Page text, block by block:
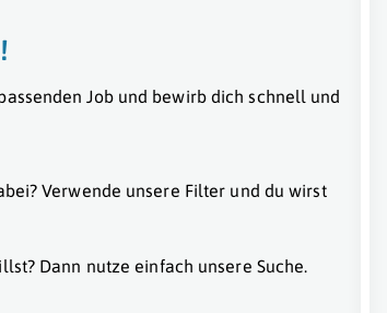
Job und bewirb dich schnell und
Verwende unsere Filter und du wirst
Dann nutze einfach unsere Suche.